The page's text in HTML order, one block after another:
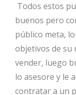
Todos estos
buenos pero
público meta,
objetivos de su
vender, luego
lo asesore y le
contratar a un